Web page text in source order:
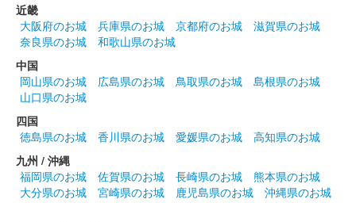
和歌山城 御城印 令和七年春限定
販売終了
和歌山城 御城印
和歌山城公園動物園限定・第1弾
「天守と紀州犬」
販売終了
近畿
大阪府のお城
兵庫県のお城 京都府のお城
滋賀県のお城
奈良県のお城
和歌山県のお城
中国
岡山県のお城
広島県のお城 鳥取県のお城
島根県のお城
山口県のお城
四国
徳島県のお城
香川県のお城 愛媛県のお城
高知県のお城
九州 / 沖縄
福岡県のお城
佐賀県のお城 長崎県のお城
熊本県のお城
大分県のお城
宮崎県のお城 鹿児島県のお城 沖縄県のお城